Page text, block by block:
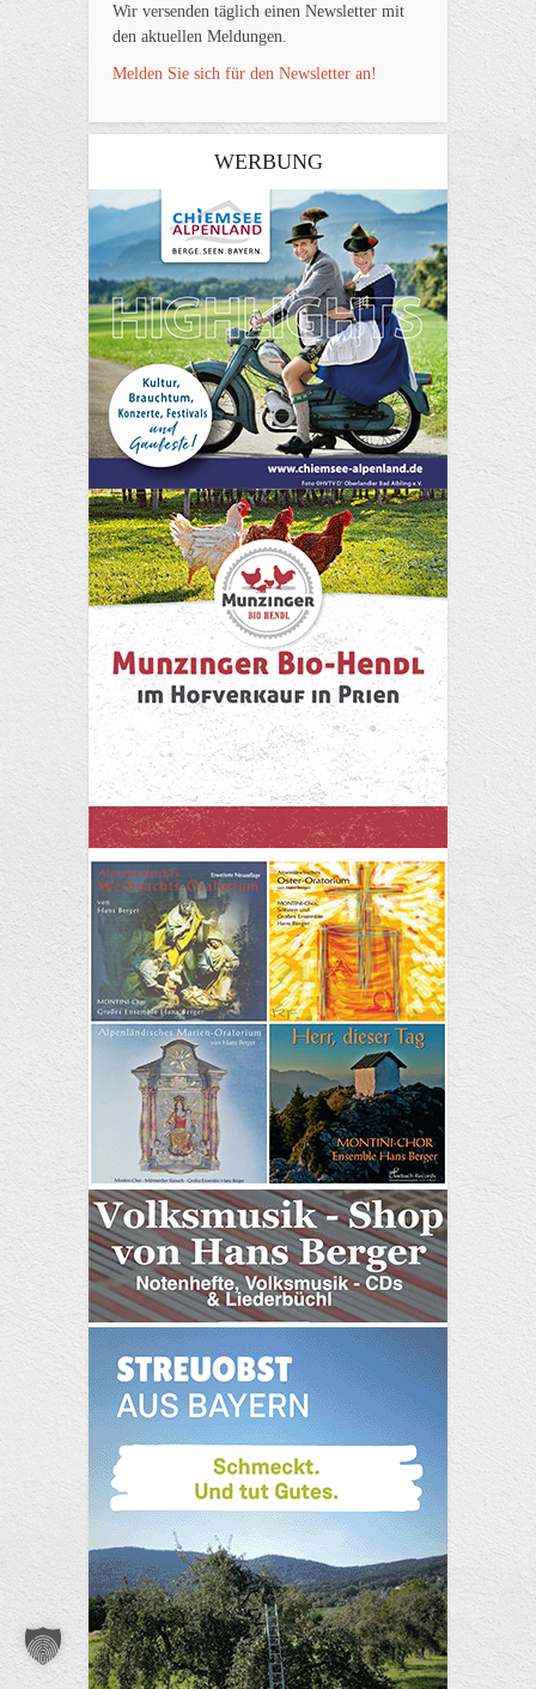
Wir versenden täglich einen Newsletter mit
den aktuellen Meldungen.
Melden Sie sich für den Newsletter an!
WERBUNG